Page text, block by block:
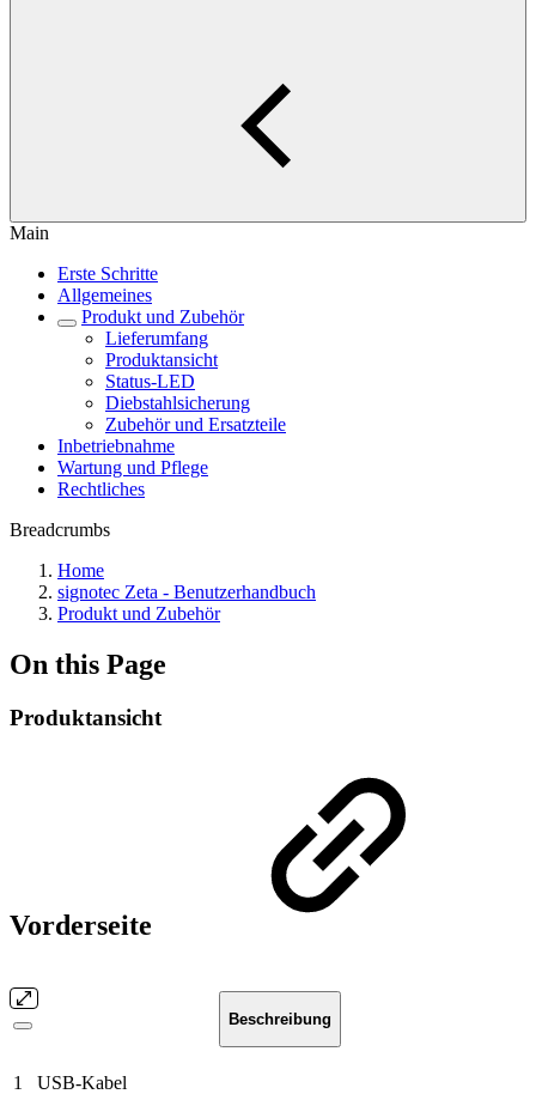
Main
Erste Schritte
Allgemeines
Produkt und Zubehör
Lieferumfang
Produktansicht
Status-LED
Diebstahlsicherung
Zubehör und Ersatzteile
Inbetriebnahme
Wartung und Pflege
Rechtliches
Breadcrumbs
Home
signotec Zeta - Benutzerhandbuch
Produkt und Zubehör
On this Page
Produktansicht
Vorderseite
Beschreibung
1 USB-Kabel